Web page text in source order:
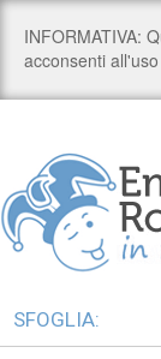
SFOGLIA: